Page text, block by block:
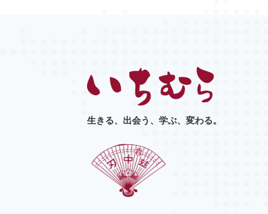
生きる、出会う、学ぶ、変わる。